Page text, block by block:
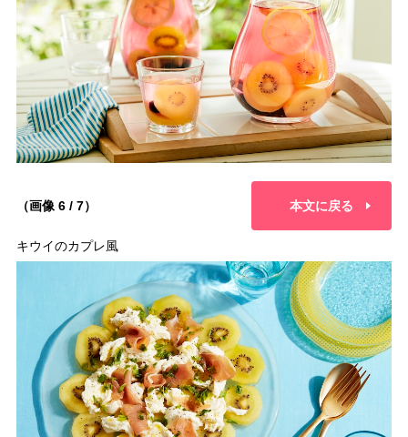
（画像 6 / 7） 本文に戻る
キウイのカプレ風